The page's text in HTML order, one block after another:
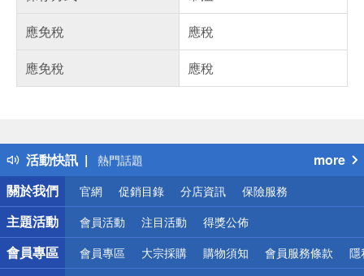
應免稅
應稅
應免稅
應稅
活動快訊
得獎公告
熱門話題
銀行優惠
偏遠地區配送
詐騙網頁！請小心！
more
關於我們
官網 促銷目錄 分店資訊 保險服務
主題活動 會員活動 注目活動 得獎公佈
會員專區 會員專區 大宗採購 購物須知 會員服務條款 隱